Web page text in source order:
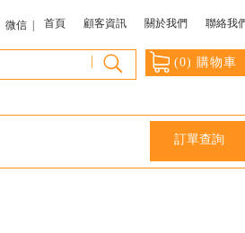
微信 | 首頁 顧客資訊 關於我們 聯絡我
(0) 購物車
|
訂單查詢